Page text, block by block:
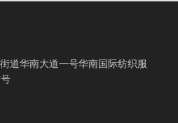
道华南大道一号华南国际纺织服